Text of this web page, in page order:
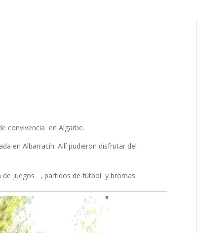
convivencia en Algarbe.
en Albarracín. Allí pudieron disfrutar del
de juegos , partidos de fútbol y bromas.